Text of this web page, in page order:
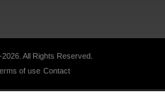
All Rights Reserved.
of use Contact